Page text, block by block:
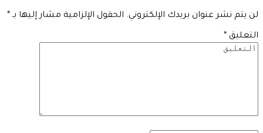
لن يتم نشر عنوان بريدك الإلكتروني. الحقول الإلزامية مشار إليها بـ *
التعليق *